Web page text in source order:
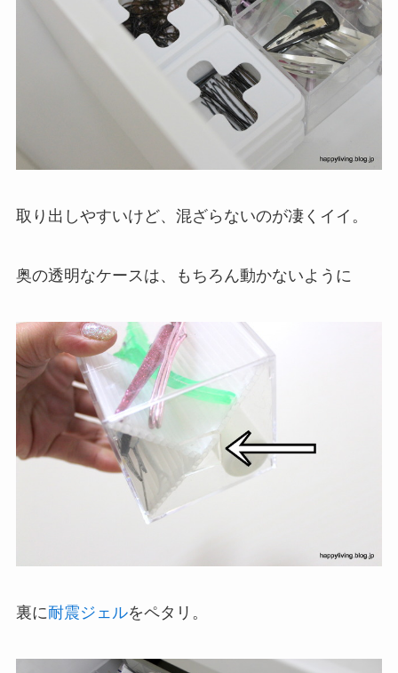
取り出しやすいけど、混ざらないのが凄くイイ。
奥の透明なケースは、もちろん動かないように
裏に耐震ジェルをペタリ。